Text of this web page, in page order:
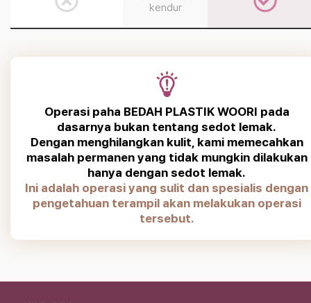
kendur
Operasi paha BEDAH PLASTIK WOORI pada
dasarnya bukan tentang sedot lemak.
Dengan menghilangkan kulit, kami memecahkan
masalah permanen yang tidak mungkin dilakukan
hanya dengan sedot lemak.
Ini adalah operasi yang sulit dan spesialis dengan
pengetahuan terampil akan melakukan operasi
tersebut.